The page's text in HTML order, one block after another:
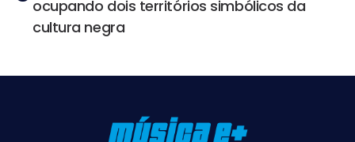
ocupando dois territórios simbólicos da
cultura negra